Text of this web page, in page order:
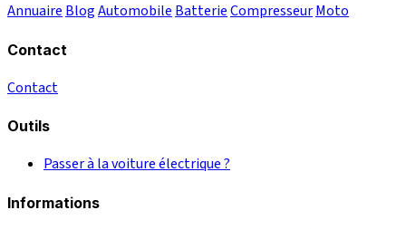
Annuaire BlogAutomobile BatterieCompresseurMoto
Contact
Contact
Outils
Passer à la voiture électrique ?
Informations